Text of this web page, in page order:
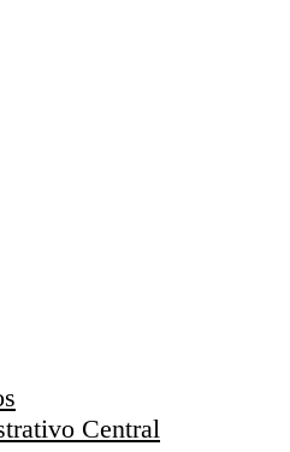
Central